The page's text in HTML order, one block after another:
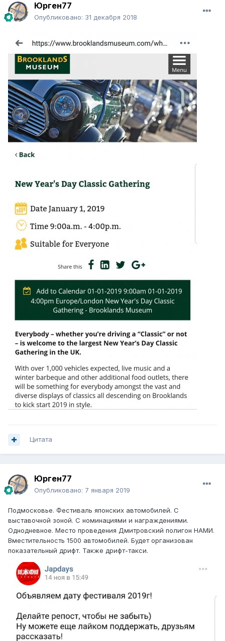
Юрген77
Опубликовано: 31 декабря 2018
Цитата
Юрген77
Опубликовано: 7 января 2019
Подмосковье. Фестиваль японских автомобилей. С
выставочной зоной. С номинациями и награждениями.
Однодневное. Место проведения Дмитровский полигон НАМИ.
Вместительность 1500 автомобилей. Будет организован
показательный дрифт. Также дрифт-такси.